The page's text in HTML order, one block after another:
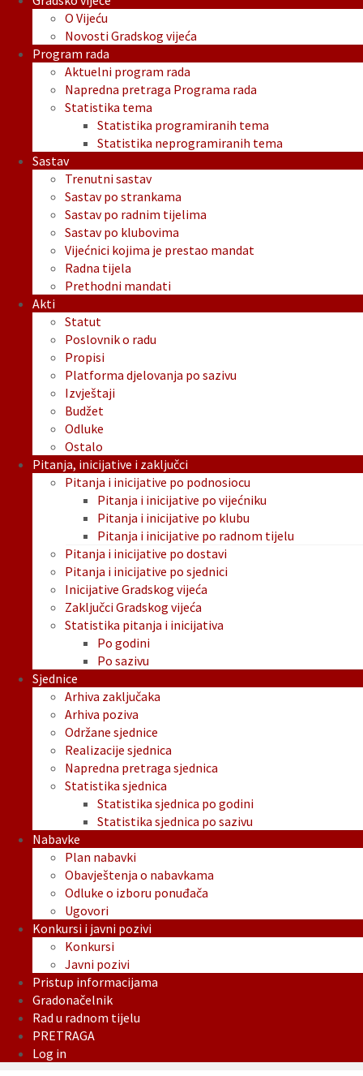
O Vijeću
Novosti Gradskog vijeća
Program rada
Aktuelni program rada
Napredna pretraga Programa rada
Statistika tema
Statistika programiranih tema
Statistika neprogramiranih tema
Sastav
Trenutni sastav
Sastav po strankama
Sastav po radnim tijelima
Sastav po klubovima
Vijećnici kojima je prestao mandat
Radna tijela
Prethodni mandati
Akti
Statut
Poslovnik o radu
Propisi
Platforma djelovanja po sazivu
Izvještaji
Budžet
Odluke
Ostalo
Pitanja, inicijative i zaključci
Pitanja i inicijative po podnosiocu
Pitanja i inicijative po vijećniku
Pitanja i inicijative po klubu
Pitanja i inicijative po radnom tijelu
Pitanja i inicijative po dostavi
Pitanja i inicijative po sjednici
Inicijative Gradskog vijeća
Zaključci Gradskog vijeća
Statistika pitanja i inicijativa
Po godini
Po sazivu
Sjednice
Arhiva zaključaka
Arhiva poziva
Održane sjednice
Realizacije sjednica
Napredna pretraga sjednica
Statistika sjednica
Statistika sjednica po godini
Statistika sjednica po sazivu
Nabavke
Plan nabavki
Obavještenja o nabavkama
Odluke o izboru ponuđača
Ugovori
Konkursi i javni pozivi
Konkursi
Javni pozivi
Pristup informacijama
Gradonačelnik
Rad u radnom tijelu
PRETRAGA
Log in